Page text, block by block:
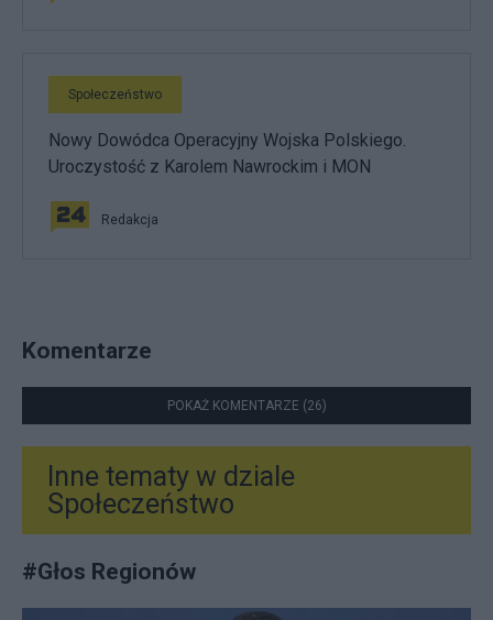
Społeczeństwo
Nowy Dowódca Operacyjny Wojska Polskiego.
Uroczystość z Karolem Nawrockim i MON
Redakcja
Komentarze
POKAŻ KOMENTARZE (26)
Inne tematy w dziale
Społeczeństwo
#Głos Regionów